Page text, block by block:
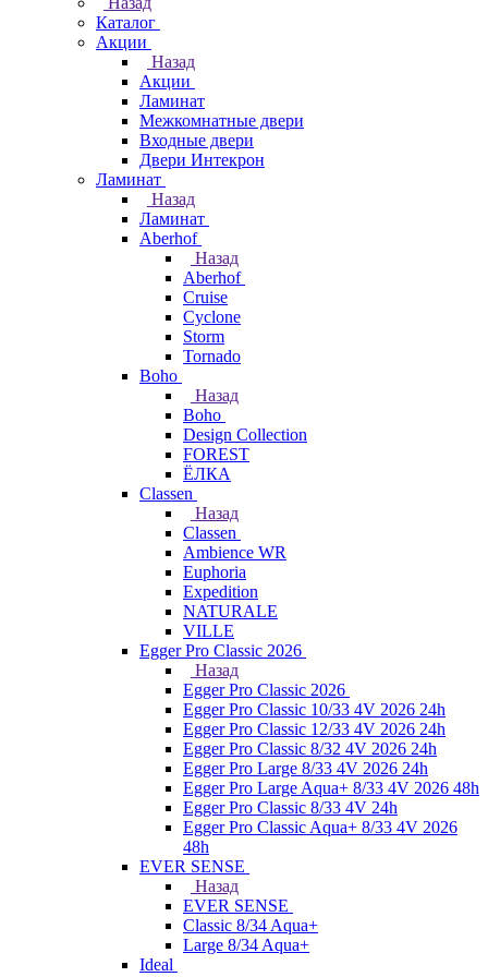
Каталог
Акции
Назад
Акции
Ламинат
Межкомнатные двери
Входные двери
Двери Интекрон
Ламинат
Назад
Ламинат
Aberhof
Назад
Aberhof
Cruise
Cyclone
Storm
Tornado
Boho
Назад
Boho
Design Collection
FOREST
ЁЛКА
Classen
Назад
Classen
Ambience WR
Euphoria
Expedition
NATURALE
VILLE
Egger Pro Classic 2026
Назад
Egger Pro Classic 2026
Egger Pro Classic 10/33 4V 2026 24h
Egger Pro Classic 12/33 4V 2026 24h
Egger Pro Classic 8/32 4V 2026 24h
Egger Pro Large 8/33 4V 2026 24h
Egger Pro Large Aqua+ 8/33 4V 2026 48h
Egger Pro Classic 8/33 4V 24h
Egger Pro Classic Aqua+ 8/33 4V 2026
48h
EVER SENSE
Назад
EVER SENSE
Classic 8/34 Aqua+
Large 8/34 Aqua+
Ideal